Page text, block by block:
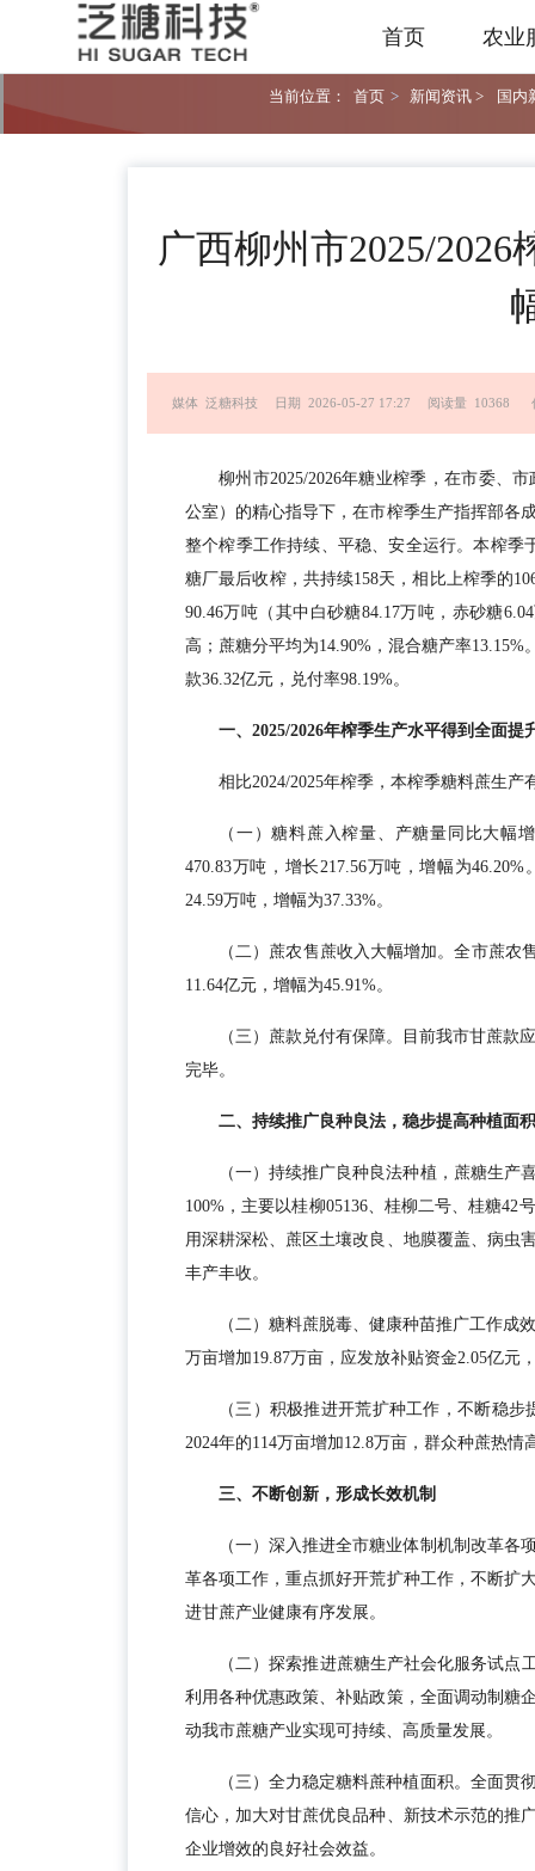
首页 农业
当前位置： 首页 > 新闻资讯 > 国内
广西柳州市2025/
媒体 泛糖科技 日期 2026-05-27 17:27 阅读量 10368
柳州市2025/2026年糖业榨季，在市委、
公室）的精心指导下，在市榨季生产指挥部各
整个榨季工作持续、平稳、安全运行。本榨季
糖厂最后收榨，共持续158天，相比上榨季的
90.46万吨（其中白砂糖84.17万吨，赤砂糖
高；蔗糖分平均为14.90%，混合糖产率
款36.32亿元，兑付率98.19%。
一、2025/2026年榨季生产水平得到全面提
相比2024/2025年榨季，本榨季糖料蔗生产
（一）糖料蔗入榨量、产糖量同比大幅
470.83万吨，增长217.56万吨，增幅为
24.59万吨，增幅为37.33%。
（二）蔗农售蔗收入大幅增加。全市蔗农
11.64亿元，增幅为45.91%。
（三）蔗款兑付有保障。目前我市甘蔗款
完毕。
二、持续推广良种良法，稳步提高种植面积
（一）持续推广良种良法种植，蔗糖生
100%，主要以桂柳05136、桂柳二号、桂糖
用深耕深松、蔗区土壤改良、地膜覆盖、病虫
丰产丰收。
（二）糖料蔗脱毒、健康种苗推广工作成
万亩增加19.87万亩，应发放补贴资金2.05亿
（三）积极推进开荒扩种工作，不断稳
2024年的114万亩增加12.8万亩，群众种蔗热
三、不断创新，形成长效机制
（一）深入推进全市糖业体制机制改革
革各项工作，重点抓好开荒扩种工作，不断扩
进甘蔗产业健康有序发展。
（二）探索推进蔗糖生产社会化服务试点
利用各种优惠政策、补贴政策，全面调动制糖
动我市蔗糖产业实现可持续、高质量发展。
（三）全力稳定糖料蔗种植面积。全面
信心，加大对甘蔗优良品种、新技术示范的推
企业增效的良好社会效益。